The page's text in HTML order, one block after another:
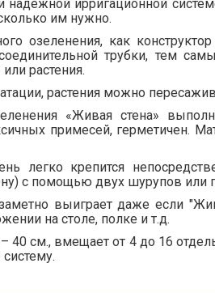
надежной ирригационной
им нужно.
озеленения, как
трубки, тем
растения.
растения можно
«Живая стена»
примесей, герметичен.
легко крепится
с помощью двух шурупов или
выиграет даже если
на столе, полке и т.д.
40 см., вмещает от 4 до 16